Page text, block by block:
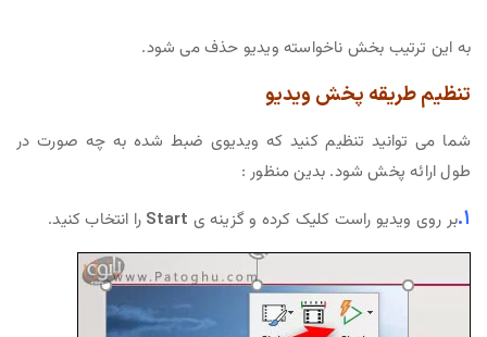
به این ترتیب بخش ناخواسته ویدیو حذف می شود.
تنظیم طریقه پخش ویدیو
شما می توانید تنظیم کنید که ویدیوی ضبط شده به چه صورت در
طول ارائه پخش شود. بدین منظور :
۱. بر روی ویدیو راست کلیک کرده و گزینه ی Start را انتخاب کنید.